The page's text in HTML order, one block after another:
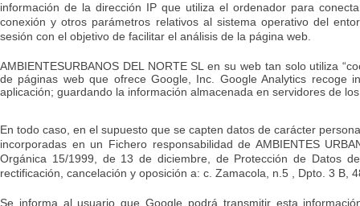
información de la dirección IP que utiliza el ordenador para
conexión y otros parámetros relativos al sistema operativo del
sesión con el objetivo de facilitar el análisis de la página web.
AMBIENTESURBANOS DEL NORTE SL en su web tan solo utiliza
de páginas web que ofrece Google, Inc. Google Analytics
aplicación; guardando la información almacenada en servidores de
En todo caso, en el supuesto que se capten datos de carácter
incorporadas en un Fichero responsabilidad de AMBIENTES
Orgánica 15/1999, de 13 de diciembre, de Protección de Datos
rectificación, cancelación y oposición a: c. Zamacola, n.5 , Dpto. 3 B,
Se informa al usuario que Google podrá transmitir esta